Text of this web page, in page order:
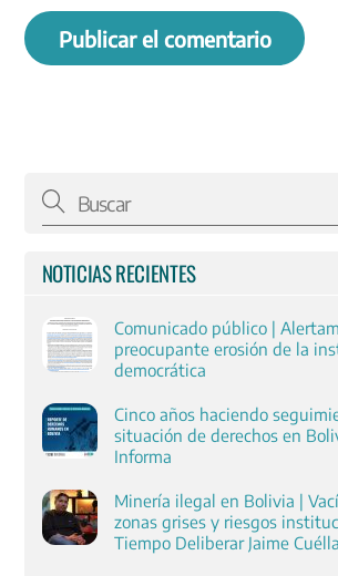
NOTICIAS RECIENTES
Comunicado público |
preocupante erosión de la
democrática
Cinco años haciendo
situación de derechos en
Informa
Minería ilegal en Bolivia |
zonas grises y riesgos
Tiempo Deliberar Jaime